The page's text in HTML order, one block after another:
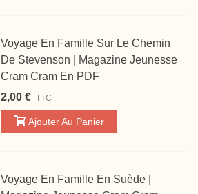
Voyage En Famille Sur Le Chemin
De Stevenson | Magazine Jeunesse
Cram Cram En PDF
2,00 € TTC
Ajouter Au Panier
Voyage En Famille En Suède |